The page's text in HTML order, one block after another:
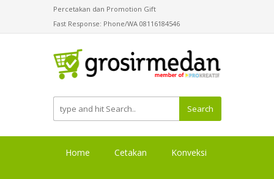
Percetakan dan Promotion Gift
Fast Response: Phone/WA 08116184546
Search
Home Cetakan Konveksi